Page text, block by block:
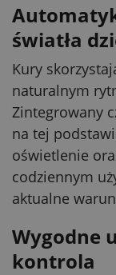
światła
Kury
naturalnym
Zintegrowany
na tej
oświetlenie
codziennym
aktualne
Wygodne
kontrola